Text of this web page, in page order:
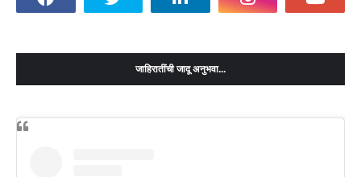
जाहिरातींची जादू अनुभवा...